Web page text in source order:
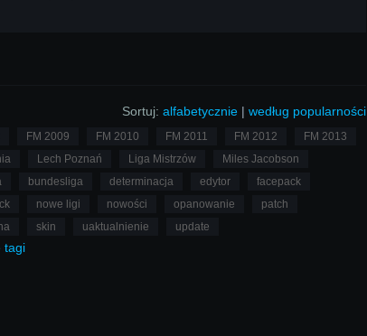
Sortuj: alfabetycznie |według popularności
FM 2009 FM 2010 FM 2011 FM 2012
FM 2013
Lech Poznań Liga Mistrzów
Miles Jacobson
bundesliga determinacja edytor
facepack
nowe ligi nowości opanowanie
patch
skin uaktualnienie update
tagi